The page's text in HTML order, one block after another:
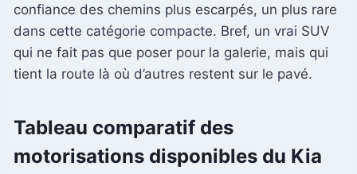
confiance des chemins plus escarpés, un plus rare
dans cette catégorie compacte. Bref, un vrai SUV
qui ne fait pas que poser pour la galerie, mais qui
tient la route là où d’autres restent sur le pavé.
Tableau comparatif des
motorisations disponibles du Kia